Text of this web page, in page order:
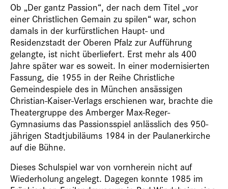
Ob „Der gantz Passion“, der nach dem Titel „vor
einer Christlichen Gemain zu spilen“ war, schon
damals in der kurfürstlichen Haupt- und
Residenzstadt der Oberen Pfalz zur Aufführung
gelangte, ist nicht überliefert. Erst mehr als 400
Jahre später war es soweit. In einer modernisierten
Fassung, die 1955 in der Reihe Christliche
Gemeindespiele des in München ansässigen
Christian-Kaiser-Verlags erschienen war, brachte die
Theatergruppe des Amberger Max-Reger-
Gymnasiums das Passionsspiel anlässlich des 950-
jährigen Stadtjubiläums 1984 in der Paulanerkirche
auf die Bühne.
Dieses Schulspiel war von vornherein nicht auf
Wiederholung angelegt. Dagegen konnte 1985 im